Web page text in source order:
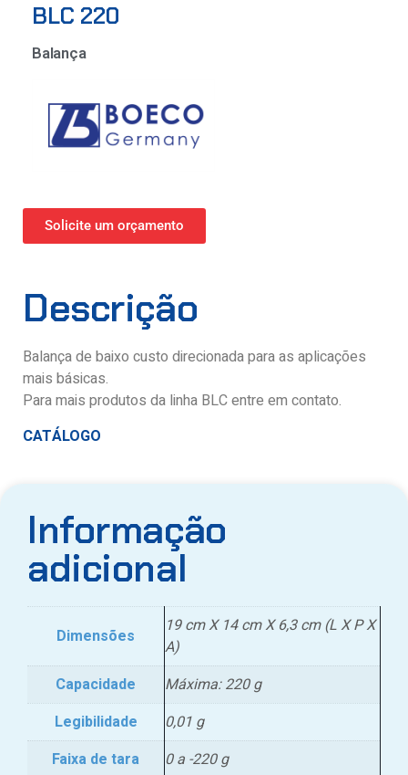
BLC 220
Balança
Solicite um orçamento
Descrição
Balança de baixo custo direcionada para as aplicações
mais básicas.
Para mais produtos da linha BLC entre em contato.
CATÁLOGO
Informação
adicional
Dimensões
19 cm X 14 cm X 6,3 cm (L X P X
A)
Capacidade
Máxima: 220 g
Legibilidade
0,01 g
Faixa de tara
0 a -220 g